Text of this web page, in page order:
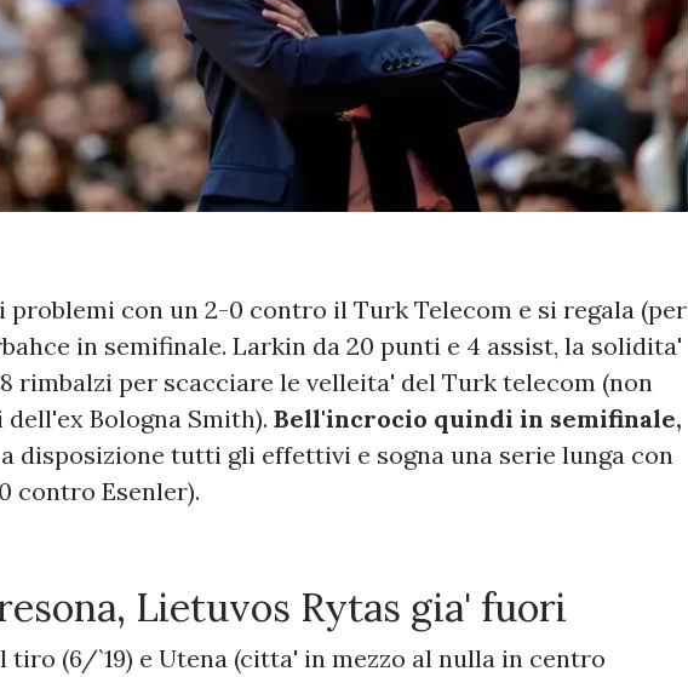
problemi con un 2-0 contro il Turk Telecom e si regala (per
in semifinale. Larkin da 20 punti e 4 assist, la solidita'
rimbalzi per scacciare le velleita' del Turk telecom (non
dell'ex Bologna Smith). Bell'incrocio quindi in semifinale,
disposizione tutti gli effettivi e sogna una serie lunga con
contro Esenler).
Lietuvos Rytas gia' fuori
tiro (6/`19) e Utena (citta' in mezzo al nulla in centro